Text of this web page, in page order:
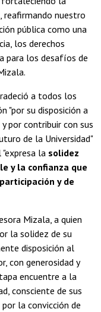
reafirmando nuestro
pública como una
los derechos
para los desafíos de
a todos los
"por su disposición a
por contribuir con sus
de la Universidad"
la solidez
y la confianza que
y de
Mizala, a quien
la solidez de su
disposición al
con generosidad y
encuentre a la
consciente de sus
la convicción de